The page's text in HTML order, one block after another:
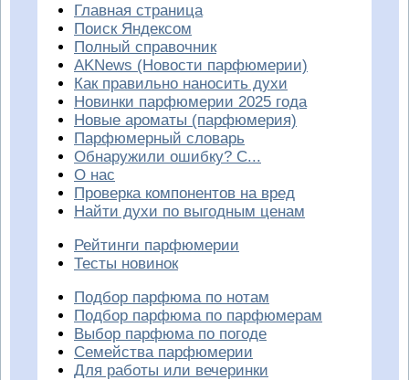
Главная страница
Поиск Яндексом
Полный справочник
AKNews (Новости парфюмерии)
Как правильно наносить духи
Новинки парфюмерии 2025 года
Новые ароматы (парфюмерия)
Парфюмерный словарь
Обнаружили ошибку? С...
О нас
Проверка компонентов на вред
Найти духи по выгодным ценам
Рейтинги парфюмерии
Тесты новинок
Подбор парфюма по нотам
Подбор парфюма по парфюмерам
Выбор парфюма по погоде
Семейства парфюмерии
Для работы или вечеринки